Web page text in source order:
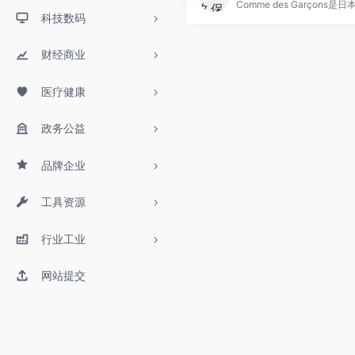
科技数码
财经商业
医疗健康
政务公益
品牌企业
工具资源
行业工业
网站提交